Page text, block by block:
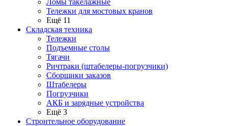
Ломы такелажные
Тележки для мостовых кранов
Ещё 11
Складская техника
Тележки
Подъемные столы
Тягачи
Ричтраки (штабелеры-погрузчики)
Сборщики заказов
Штабелеры
Погрузчики
АКБ и зарядные устройства
Ещё 3
Строительное оборудование